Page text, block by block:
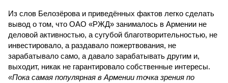
Из слов Белозёрова и приведённых фактов легко сделать
вывод о том, что ОАО «РЖД» занималось в Армении не
деловой активностью, а сугубой благотворительностью, не
инвестировало, а раздавало пожертвования, не
зарабатывало само, а давало зарабатывать другим и,
выходит, никак не гарантировало собственные интересы.
«Пока самая популярная в Армении точка зрения по